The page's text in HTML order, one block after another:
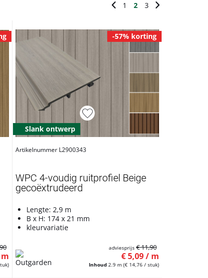
1 2 3
-57% korting
Slank ontwerp
Artikelnummer L2900343
WPC 4-voudig ruitprofiel Beige
gecoëxtrudeerd
Lengte: 2,9 m
B x H: 174 x 21 mm
kleurvariatie
Inhoud 2.9 m (€ 14,76 / stuk)
€ 5,09 / m
adviesprijs € 11,90